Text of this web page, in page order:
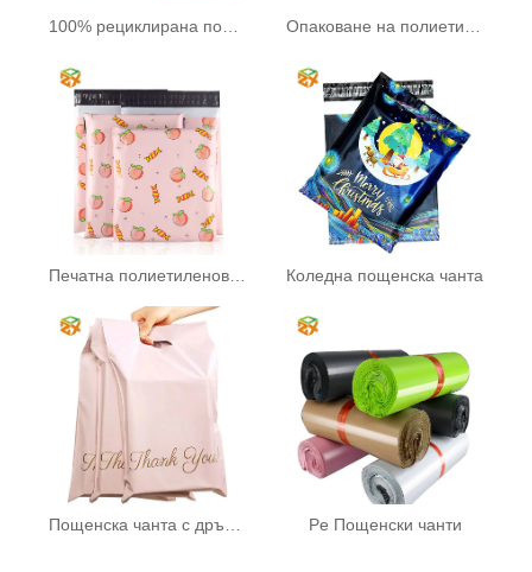
100% рециклирана полиетиленова пощенска чанта
Печатна полиетиленова пощенска чанта Коледна пощенска чанта
Pe Пощенски чанти